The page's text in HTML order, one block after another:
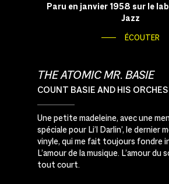
Paru en janvier 1958 sur le
Jazz
ÉCOUTER
THE ATOMIC MR. BASIE
COUNT BASIE AND HIS
Une petite madeleine, avec une
spéciale pour Li’l Darlin’, le dernier
vinyle, qui me fait toujours fondre
L’amour de la musique. L’amour du
tout court.